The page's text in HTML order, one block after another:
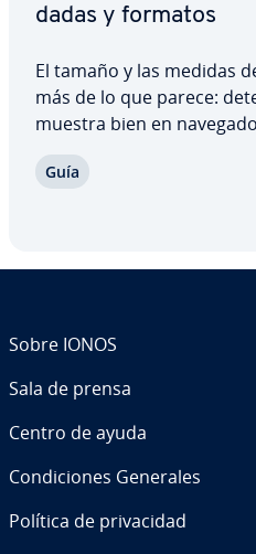
da­das y formatos
El tamaño y las medidas
más de lo que parece:
muestra bien en
me­n­sio­nes debe tener un
Guía
Sobre IONOS
Sala de prensa
Centro de ayuda
Co­n­di­cio­nes Generales
Política de pri­va­ci­dad